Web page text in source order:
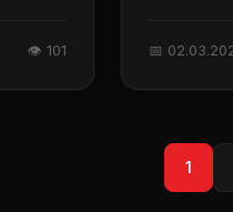
👁 101 📅
1